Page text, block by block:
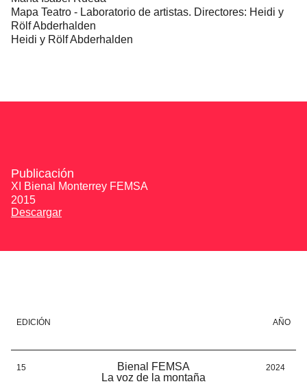
Mapa Teatro - Laboratorio de artistas. Directores: Heidi y
Rölf Abderhalden
Heidi y Rölf Abderhalden
Publicación
XI Bienal Monterrey FEMSA
2015
Descargar
EDICIÓN AÑO
15
Bienal FEMSA
La voz de la montaña
2024